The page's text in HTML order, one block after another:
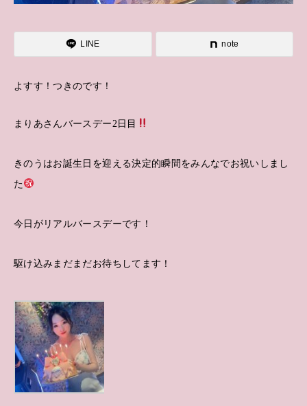
LINE note
よすす！つきのです！
まりあさんバースデー2日目
きのうはお誕生日を迎える決定的瞬間をみんなでお祝いしまし
た
今日がリアルバースデーです！
駆け込みまだまだお待ちしてます！